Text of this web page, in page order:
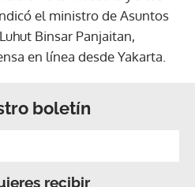
el ministro de Asuntos
Binsar Panjaitan,
en línea desde Yakarta.
boletín
recibir